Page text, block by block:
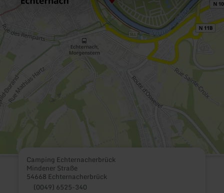
Camping Echternacherbrück
Mindener Straße
54668 Echternacherbrück
(0049) 6525-340